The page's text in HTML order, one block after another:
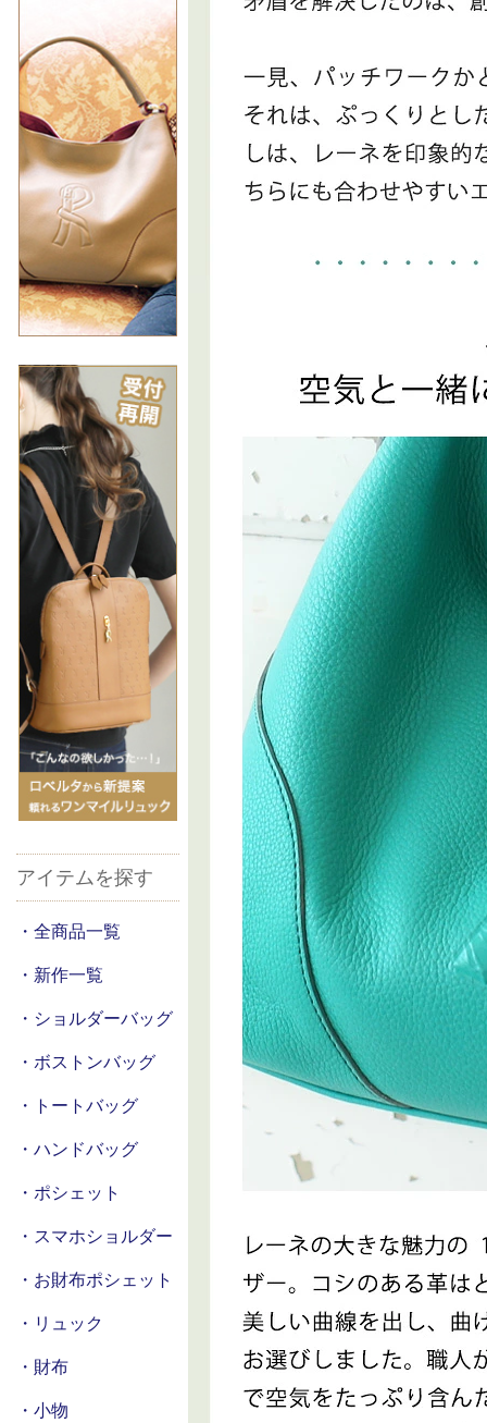
アイテムを探す
・全商品一覧
・新作一覧
・ショルダーバッグ
・ボストンバッグ
・トートバッグ
・ハンドバッグ
・ポシェット
・スマホショルダー
・お財布ポシェット
・リュック
・財布
・小物